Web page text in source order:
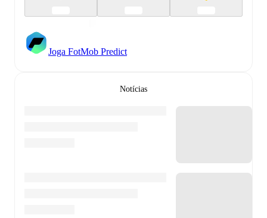
Joga FotMob Predict
Notícias